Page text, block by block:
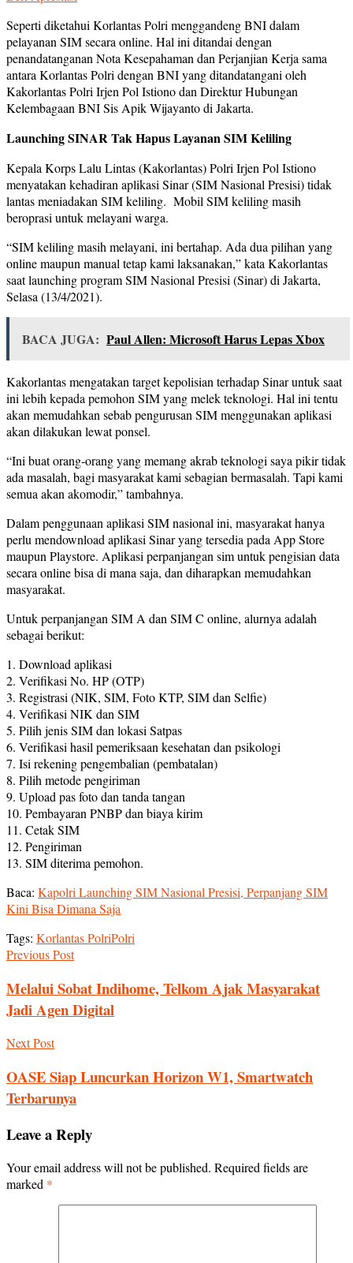
Seperti diketahui Korlantas Polri menggandeng BNI dalam
pelayanan SIM secara online. Hal ini ditandai dengan
penandatanganan Nota Kesepahaman dan Perjanjian Kerja sama
antara Korlantas Polri dengan BNI yang ditandatangani oleh
Kakorlantas Polri Irjen Pol Istiono dan Direktur Hubungan
Kelembagaan BNI Sis Apik Wijayanto di Jakarta.
Launching SINAR Tak Hapus Layanan SIM Keliling
Kepala Korps Lalu Lintas (Kakorlantas) Polri Irjen Pol Istiono
menyatakan kehadiran aplikasi Sinar (SIM Nasional Presisi) tidak
lantas meniadakan SIM keliling. Mobil SIM keliling masih
beroprasi untuk melayani warga.
“SIM keliling masih melayani, ini bertahap. Ada dua pilihan yang
online maupun manual tetap kami laksanakan,” kata Kakorlantas
saat launching program SIM Nasional Presisi (Sinar) di Jakarta,
Selasa (13/4/2021).
BACA JUGA: Paul Allen: Microsoft Harus Lepas Xbox
Kakorlantas mengatakan target kepolisian terhadap Sinar untuk saat
ini lebih kepada pemohon SIM yang melek teknologi. Hal ini tentu
akan memudahkan sebab pengurusan SIM menggunakan aplikasi
akan dilakukan lewat ponsel.
“Ini buat orang-orang yang memang akrab teknologi saya pikir tidak
ada masalah, bagi masyarakat kami sebagian bermasalah. Tapi kami
semua akan akomodir,” tambahnya.
Dalam penggunaan aplikasi SIM nasional ini, masyarakat hanya
perlu mendownload aplikasi Sinar yang tersedia pada App Store
maupun Playstore. Aplikasi perpanjangan sim untuk pengisian data
secara online bisa di mana saja, dan diharapkan memudahkan
masyarakat.
Untuk perpanjangan SIM A dan SIM C online, alurnya adalah
sebagai berikut:
1. Download aplikasi
2. Verifikasi No. HP (OTP)
3. Registrasi (NIK, SIM, Foto KTP, SIM dan Selfie)
4. Verifikasi NIK dan SIM
5. Pilih jenis SIM dan lokasi Satpas
6. Verifikasi hasil pemeriksaan kesehatan dan psikologi
7. Isi rekening pengembalian (pembatalan)
8. Pilih metode pengiriman
9. Upload pas foto dan tanda tangan
10. Pembayaran PNBP dan biaya kirim
11. Cetak SIM
12. Pengiriman
13. SIM diterima pemohon.
Baca: Kapolri Launching SIM Nasional Presisi, Perpanjang SIM
Kini Bisa Dimana Saja
Tags: Korlantas PolriPolri
Previous Post
Melalui Sobat Indihome, Telkom Ajak Masyarakat
Jadi Agen Digital
Next Post
OASE Siap Luncurkan Horizon W1, Smartwatch
Terbarunya
Leave a Reply
Your email address will not be published. Required fields are
marked *